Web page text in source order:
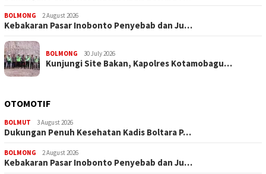
BOLMONG 2 August 2026
Kebakaran Pasar Inobonto Penyebab dan Ju…
BOLMONG 30 July 2026
Kunjungi Site Bakan, Kapolres Kotamobagu…
OTOMOTIF
BOLMUT 3 August 2026
Dukungan Penuh Kesehatan Kadis Boltara P…
BOLMONG 2 August 2026
Kebakaran Pasar Inobonto Penyebab dan Ju…